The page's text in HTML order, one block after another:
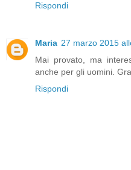
Rispondi
Maria 27 marzo 2015
Mai provato, ma
anche per gli uomini.
Rispondi